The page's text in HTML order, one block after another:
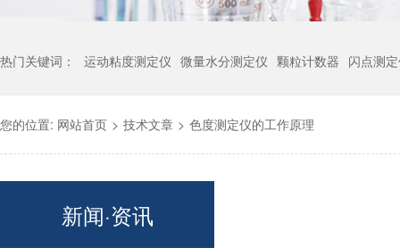
热门关键词： 运动粘度测定仪 微量水分测定仪 颗粒计数器 闪点测
您的位置: 网站首页 > 技术文章 > 色度测定仪的工作原理
新闻·资讯